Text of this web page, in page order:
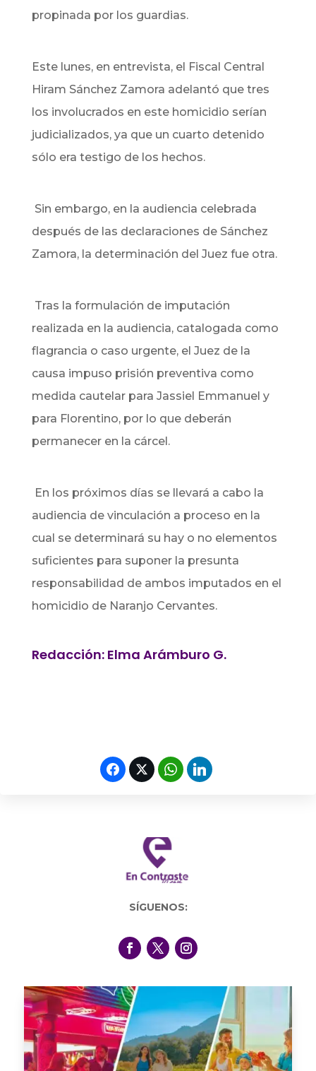
propinada por los guardias.
Este lunes, en entrevista, el Fiscal Central
Hiram Sánchez Zamora adelantó que tres
los involucrados en este homicidio serían
judicializados, ya que un cuarto detenido
sólo era testigo de los hechos.
Sin embargo, en la audiencia celebrada
después de las declaraciones de Sánchez
Zamora, la determinación del Juez fue otra.
Tras la formulación de imputación
realizada en la audiencia, catalogada como
flagrancia o caso urgente, el Juez de la
causa impuso prisión preventiva como
medida cautelar para Jassiel Emmanuel y
para Florentino, por lo que deberán
permanecer en la cárcel.
En los próximos días se llevará a cabo la
audiencia de vinculación a proceso en la
cual se determinará su hay o no elementos
suficientes para suponer la presunta
responsabilidad de ambos imputados en el
homicidio de Naranjo Cervantes.
Redacción: Elma Arámburo G.
SÍGUENOS: